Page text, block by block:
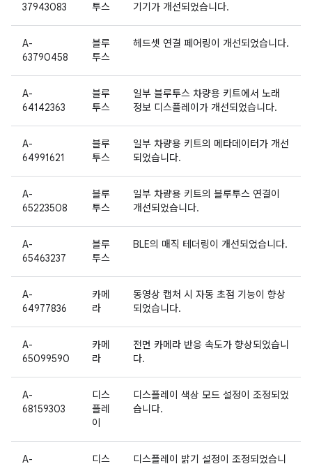
37943083
투스
기기가 개선되었습니다.
A-
63790458
블루
투스
헤드셋 연결 페어링이 개선되었습니다.
A-
64142363
블루
투스
일부 블루투스 차량용 키트에서 노래
정보 디스플레이가 개선되었습니다.
A-
64991621
블루
투스
일부 차량용 키트의 메타데이터가 개선
되었습니다.
A-
65223508
블루
투스
일부 차량용 키트의 블루투스 연결이
개선되었습니다.
A-
65463237
블루
투스
BLE의 매직 테더링이 개선되었습니다.
A-
64977836
카메
라
동영상 캡처 시 자동 초점 기능이 향상
되었습니다.
A-
65099590
카메
라
전면 카메라 반응 속도가 향상되었습니
다.
A-
68159303
디스
플레
이
디스플레이 색상 모드 설정이 조정되었
습니다.
A- 디스 디스플레이 밝기 설정이 조정되었습니